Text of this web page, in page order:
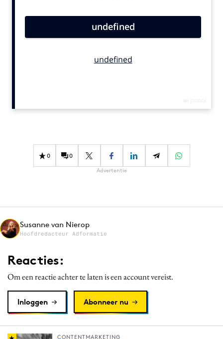
Carriere
Diversiteit
Interne communicatie
Martech
Media
PR
Programmatic
Purpose Marketing
Reputatie & crisis
0 0
Advertentie
Susanne van Nierop
Hoofdredacteur Adformatie
Reacties:
Om een reactie achter te laten is een account vereist.
Inloggen Abonneer nu
CONTENTMARKETING